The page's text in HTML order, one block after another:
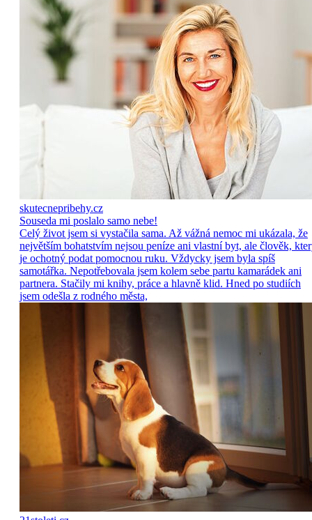
skutecnepribehy.cz
Souseda mi poslalo samo nebe!
Celý život jsem si vystačila sama. Až vážná nemoc mi ukázala, že
největším bohatstvím nejsou peníze ani vlastní byt, ale člověk,
je ochotný podat pomocnou ruku. Vždycky jsem byla spíš
samotářka. Nepotřebovala jsem kolem sebe partu kamarádek ani
partnera. Stačily mi knihy, práce a hlavně klid. Hned po studiích
jsem odešla z rodného města,